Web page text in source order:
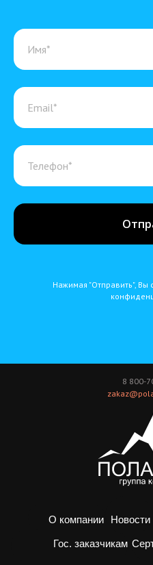
Нажимая "Отправить", Вы
О компании Новости
Гос. заказчикам
8 800-